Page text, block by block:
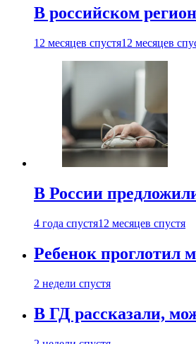
В российском
12 месяцев спустя12 месяцев
В России
4 года спустя12 месяцев спустя
Ребенок проглотил
2 недели спустя
В ГД рассказали,